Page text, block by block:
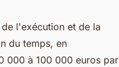
l'exécution et de la
du temps, en
000 à 100 000 euros par